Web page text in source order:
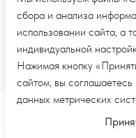
сбора и анализа
использовании сайта, а
индивидуальной
Нажимая кнопку
сайтом, вы
данных метрических